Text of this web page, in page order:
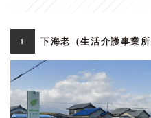
1 下海老（生活介護事業所